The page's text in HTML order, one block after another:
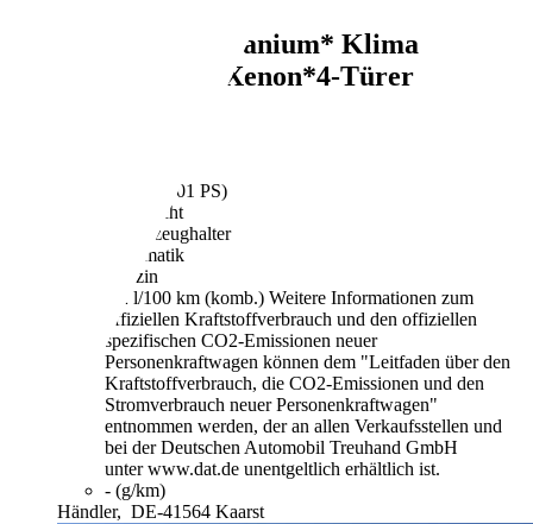
Titanium* Klima
*Automatik* Xenon*4-Türer
74 kW (101 PS)
Gebraucht
1 Fahrzeughalter
Automatik
Benzin
5,2 l/100 km (komb.) Weitere Informationen zum
offiziellen Kraftstoffverbrauch und den offiziellen
spezifischen CO2-Emissionen neuer
Personenkraftwagen können dem "Leitfaden über den
Kraftstoffverbrauch, die CO2-Emissionen und den
Stromverbrauch neuer Personenkraftwagen"
entnommen werden, der an allen Verkaufsstellen und
bei der Deutschen Automobil Treuhand GmbH
unter www.dat.de unentgeltlich erhältlich ist.
- (g/km)
Händler, DE-41564 Kaarst